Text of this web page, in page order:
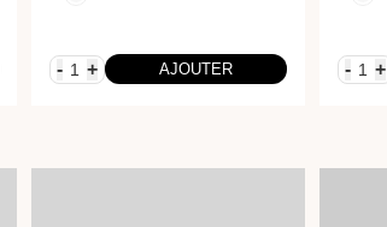
- + AJOUTER - +